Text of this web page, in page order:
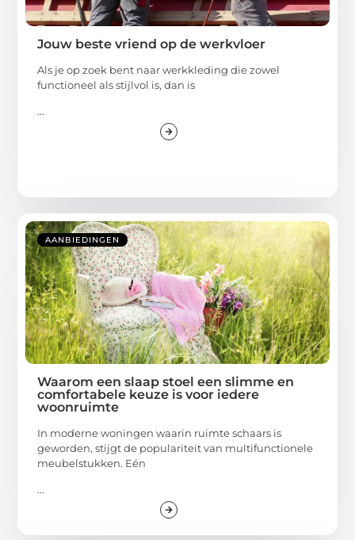
Jouw beste vriend op de werkvloer
Als je op zoek bent naar werkkleding die zowel
functioneel als stijlvol is, dan is
...
AANBIEDINGEN
Waarom een slaap stoel een slimme en
comfortabele keuze is voor iedere
woonruimte
In moderne woningen waarin ruimte schaars is
geworden, stijgt de populariteit van multifunctionele
meubelstukken. Eén
...